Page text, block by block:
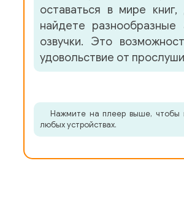
оставаться в мире
найдете
озвучки. Это
удовольствие от
Нажмите на плеер выше, чтобы
любых устройствах.